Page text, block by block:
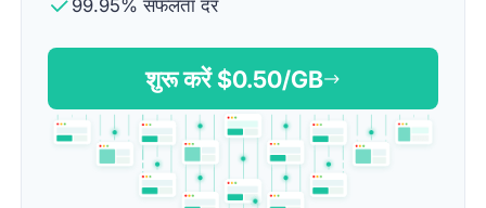
99.95% सफलता दर
शुरू करें $0.50/GB